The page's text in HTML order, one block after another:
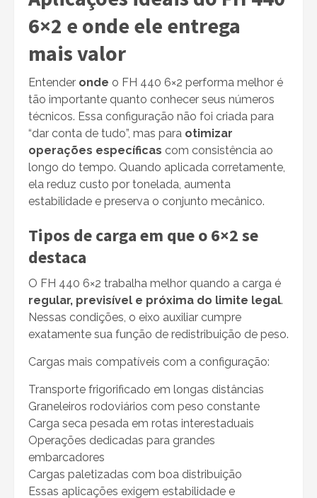
6×2 e onde ele entrega
mais valor
Entender onde o FH 440 6×2 performa melhor é
tão importante quanto conhecer seus números
técnicos. Essa configuração não foi criada para
“dar conta de tudo”, mas para otimizar
operações específicas com consistência ao
longo do tempo. Quando aplicada corretamente,
ela reduz custo por tonelada, aumenta
estabilidade e preserva o conjunto mecânico.
Tipos de carga em que o 6×2 se
destaca
O FH 440 6×2 trabalha melhor quando a carga é
regular, previsível e próxima do limite legal.
Nessas condições, o eixo auxiliar cumpre
exatamente sua função de redistribuição de peso.
Cargas mais compatíveis com a configuração:
Transporte frigorificado em longas distâncias
Graneleiros rodoviários com peso constante
Carga seca pesada em rotas interestaduais
Operações dedicadas para grandes
embarcadores
Cargas paletizadas com boa distribuição
Essas aplicações exigem estabilidade e